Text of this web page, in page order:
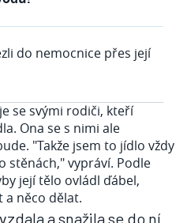
do nemocnice přes její
se svými rodiči, kteří
Ona se s nimi ale
"Takže jsem to jídlo vždy
stěnách," vypráví. Podle
její tělo ovládl ďábel,
a něco dělat.
a snažila se do ní